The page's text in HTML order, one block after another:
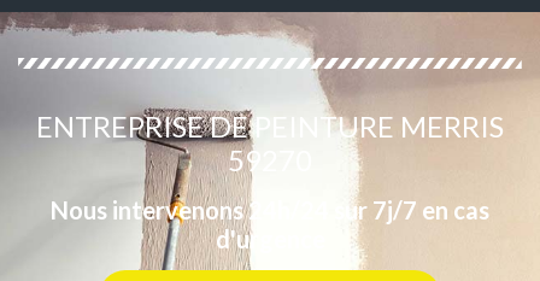
ENTREPRISE DE PEINTURE MERRIS
59270
Nous intervenons 24h/24 sur 7j/7 en cas
d'urgence